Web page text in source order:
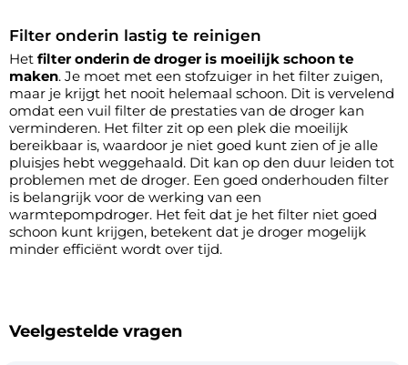
Filter onderin lastig te reinigen
Het filter onderin de droger is moeilijk schoon te
maken. Je moet met een stofzuiger in het filter zuigen,
maar je krijgt het nooit helemaal schoon. Dit is vervelend
omdat een vuil filter de prestaties van de droger kan
verminderen. Het filter zit op een plek die moeilijk
bereikbaar is, waardoor je niet goed kunt zien of je alle
pluisjes hebt weggehaald. Dit kan op den duur leiden tot
problemen met de droger. Een goed onderhouden filter
is belangrijk voor de werking van een
warmtepompdroger. Het feit dat je het filter niet goed
schoon kunt krijgen, betekent dat je droger mogelijk
minder efficiënt wordt over tijd.
Veelgestelde vragen